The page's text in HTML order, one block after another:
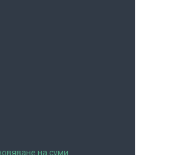
на суми